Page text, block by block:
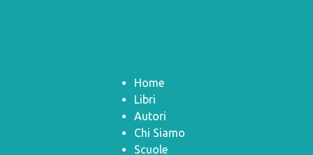
Home
Libri
Autori
Chi Siamo
Scuole